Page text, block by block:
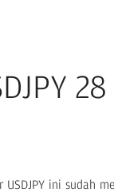
ini sudah